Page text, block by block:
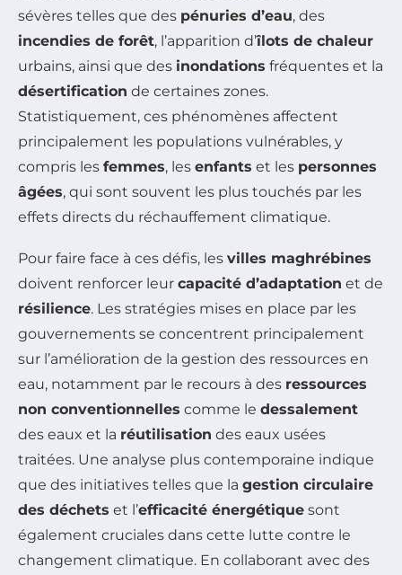
sévères telles que des pénuries d’eau, des
incendies de forêt, l’apparition d’îlots de chaleur
urbains, ainsi que des inondations fréquentes et la
désertification de certaines zones.
Statistiquement, ces phénomènes affectent
principalement les populations vulnérables, y
compris les femmes, les enfants et les personnes
âgées, qui sont souvent les plus touchés par les
effets directs du réchauffement climatique.
Pour faire face à ces défis, les villes maghrébines
doivent renforcer leur capacité d’adaptation et de
résilience. Les stratégies mises en place par les
gouvernements se concentrent principalement
sur l’amélioration de la gestion des ressources en
eau, notamment par le recours à des ressources
non conventionnelles comme le dessalement
des eaux et la réutilisation des eaux usées
traitées. Une analyse plus contemporaine indique
que des initiatives telles que la gestion circulaire
des déchets et l’efficacité énergétique sont
également cruciales dans cette lutte contre le
changement climatique. En collaborant avec des